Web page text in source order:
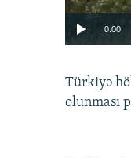
0:00
Türkiyə
olunması